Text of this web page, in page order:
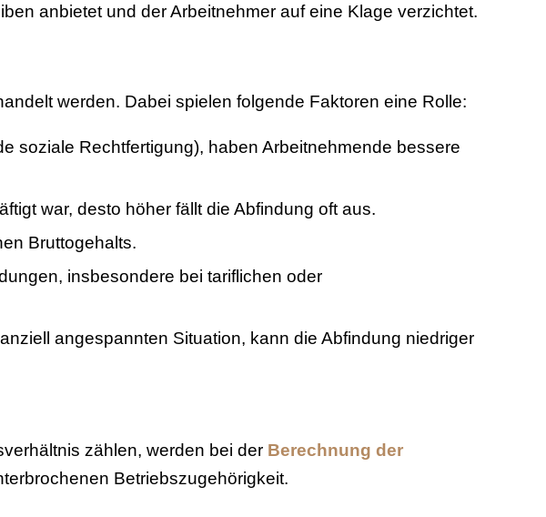
anbietet und der Arbeitnehmer auf eine Klage verzichtet.
werden. Dabei spielen folgende Faktoren eine Rolle:
soziale Rechtfertigung), haben Arbeitnehmende bessere
war, desto höher fällt die Abfindung oft aus.
Bruttogehalts.
insbesondere bei tariflichen oder
angespannten Situation, kann die Abfindung niedriger
zählen, werden bei der Berechnung der
Betriebszugehörigkeit.